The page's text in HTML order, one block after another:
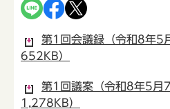
第1回会議録（令和8年5
652KB）
第1回議案（令和8年5月
1,278KB）